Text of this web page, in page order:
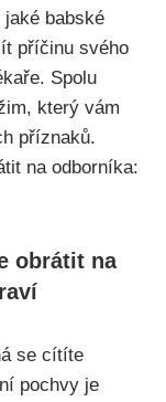
jaké babské
příčinu‍ svého
Spolu
který ​vám
příznaků.
obrátit na
se‌ cítíte
pochvy je